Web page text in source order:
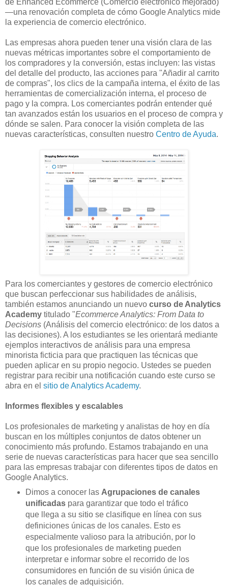
de Enhanced Ecommerce (Comercio electrónico mejorado)
—una renovación completa de cómo Google Analytics mide
la experiencia de comercio electrónico.
Las empresas ahora pueden tener una visión clara de las
nuevas métricas importantes sobre el comportamiento de
los compradores y la conversión, estas incluyen: las vistas
del detalle del producto, las acciones para "Añadir al carrito
de compras", los clics de la campaña interna, el éxito de las
herramientas de comercialización interna, el proceso de
pago y la compra. Los comerciantes podrán entender qué
tan avanzados están los usuarios en el proceso de compra y
dónde se salen. Para conocer la visión completa de las
nuevas características, consulten nuestro Centro de Ayuda.
Para los comerciantes y gestores de comercio electrónico
que buscan perfeccionar sus habilidades de análisis,
también estamos anunciando un nuevo curso de Analytics
Academy titulado "Ecommerce Analytics: From Data to
Decisions (Análisis del comercio electrónico: de los datos a
las decisiones). A los estudiantes se les orientará mediante
ejemplos interactivos de análisis para una empresa
minorista ficticia para que practiquen las técnicas que
pueden aplicar en su propio negocio. Ustedes se pueden
registrar para recibir una notificación cuando este curso se
abra en el sitio de Analytics Academy.
Informes flexibles y escalables
Los profesionales de marketing y analistas de hoy en día
buscan en los múltiples conjuntos de datos obtener un
conocimiento más profundo. Estamos trabajando en una
serie de nuevas características para hacer que sea sencillo
para las empresas trabajar con diferentes tipos de datos en
Google Analytics.
Dimos a conocer las Agrupaciones de canales
unificadaspara garantizar que todo el tráfico
que llega a su sitio se clasifique en línea con sus
definiciones únicas de los canales. Esto es
especialmente valioso para la atribución, por lo
que los profesionales de marketing pueden
interpretar e informar sobre el recorrido de los
consumidores en función de su visión única de
los canales de adquisición.